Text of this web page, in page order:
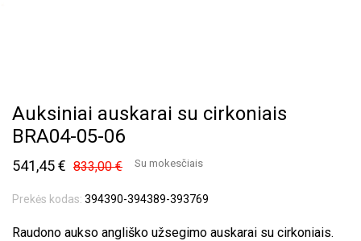
Auksiniai auskarai su cirkoniais
BRA04-05-06
541,45 € 833,00 € Su mokesčiais
Prekės kodas: 394390-394389-393769
Raudono aukso angliško užsegimo auskarai su cirkoniais.